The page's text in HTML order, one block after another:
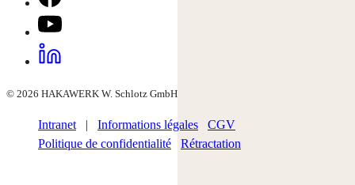
© 2026 HAKAWERK W. Schlotz GmbH
Intranet | Informations légales
CGV
Politique de confidentialité
Rétractation